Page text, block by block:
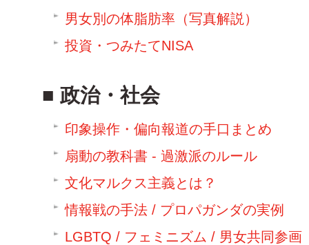
男女別の体脂肪率（写真解説）
投資・つみたてNISA
政治・社会
印象操作・偏向報道の手口まとめ
扇動の教科書 - 過激派のルール
文化マルクス主義とは？
情報戦の手法 / プロパガンダの実例
LGBTQ / フェミニズム / 男女共同参画